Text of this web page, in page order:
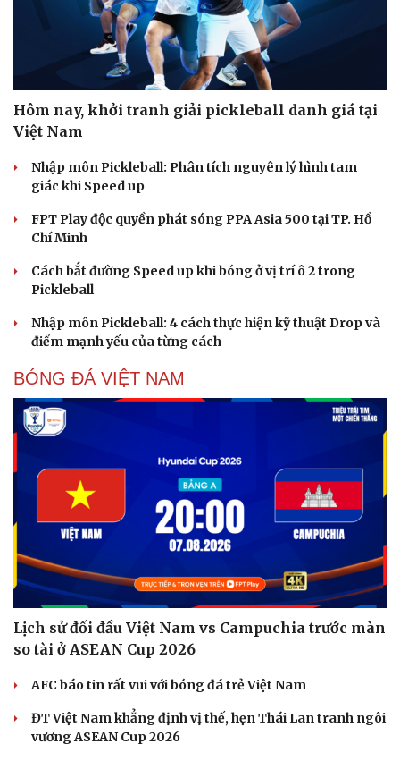
Hôm nay, khởi tranh giải pickleball danh giá tại
Việt Nam
Nhập môn Pickleball: Phân tích nguyên lý hình tam
giác khi Speed up
FPT Play độc quyền phát sóng PPA Asia 500 tại TP. Hồ
Chí Minh
Cách bắt đường Speed up khi bóng ở vị trí ô 2 trong
Pickleball
Nhập môn Pickleball: 4 cách thực hiện kỹ thuật Drop và
điểm mạnh yếu của từng cách
BÓNG ĐÁ VIỆT NAM
Lịch sử đối đầu Việt Nam vs Campuchia trước màn
so tài ở ASEAN Cup 2026
AFC báo tin rất vui với bóng đá trẻ Việt Nam
ĐT Việt Nam khẳng định vị thế, hẹn Thái Lan tranh ngôi
vương ASEAN Cup 2026